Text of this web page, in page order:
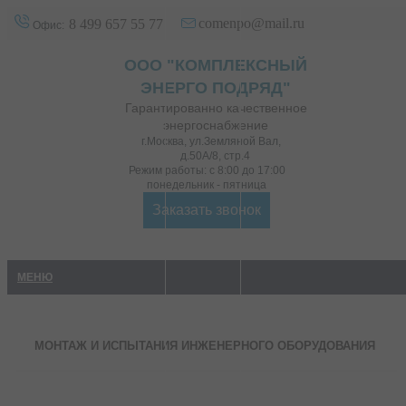
Офис: 8 499 657 55 77 comenpo@mail.ru
ООО "КОМПЛЕКСНЫЙ
ЭНЕРГО ПОДРЯД"
Гарантированно качественное
энергоснабжение
г.Москва, ул.Земляной Вал,
д.50А/8, стр.4
Режим работы: с 8:00 до 17:00
понедельник - пятница
Заказать звонок
МЕНЮ
МОНТАЖ И ИСПЫТАНИЯ ИНЖЕНЕРНОГО ОБОРУДОВАНИЯ